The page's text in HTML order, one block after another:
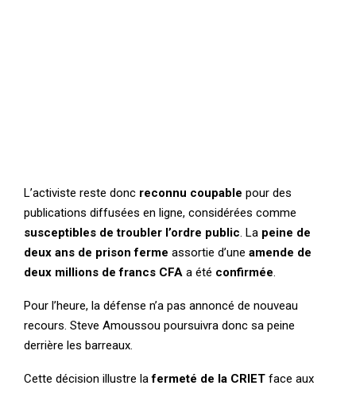
L’activiste reste donc reconnu coupable pour des
publications diffusées en ligne, considérées comme
susceptibles de troubler l’ordre public . La peine de
deux ans de prison ferme assortie d’une amende de
deux millions de francs CFA a été confirmée
Pour l’heure, la défense n’a pas annoncé de nouveau
recours. Steve Amoussou poursuivra donc sa peine
derrière les barreaux.
Cette décision illustre lafermeté de la CRIET face aux